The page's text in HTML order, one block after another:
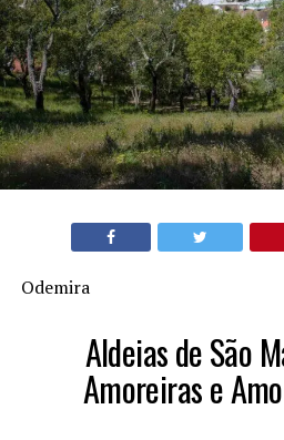
Odemira
Aldeias de São
Amoreiras e